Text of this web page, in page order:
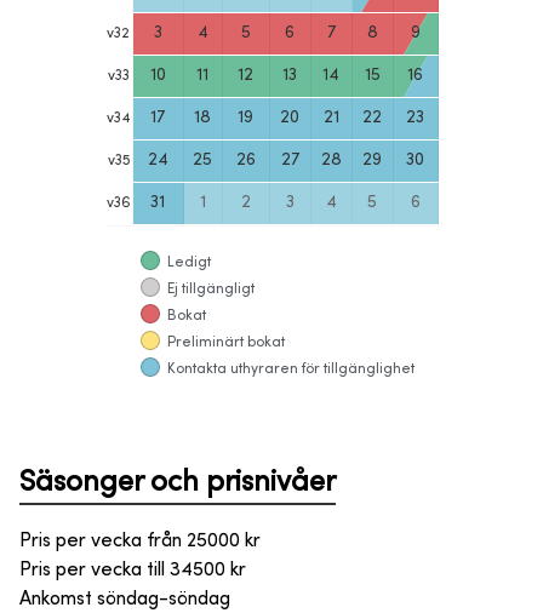
v32 3 4 5 6 7 8 9
v33 10 11 12 13 14 15 16
v34 17 18 19 20 21 22 23
v35 24 25 26 27 28 29 30
v36 31 1 2 3 4 5 6
Ledigt
Ej tillgängligt
Bokat
Preliminärt bokat
Kontakta uthyraren för tillgänglighet
Säsonger och prisnivåer
Pris per vecka från 25000 kr
Pris per vecka till
34500 kr
Ankomst söndag-söndag